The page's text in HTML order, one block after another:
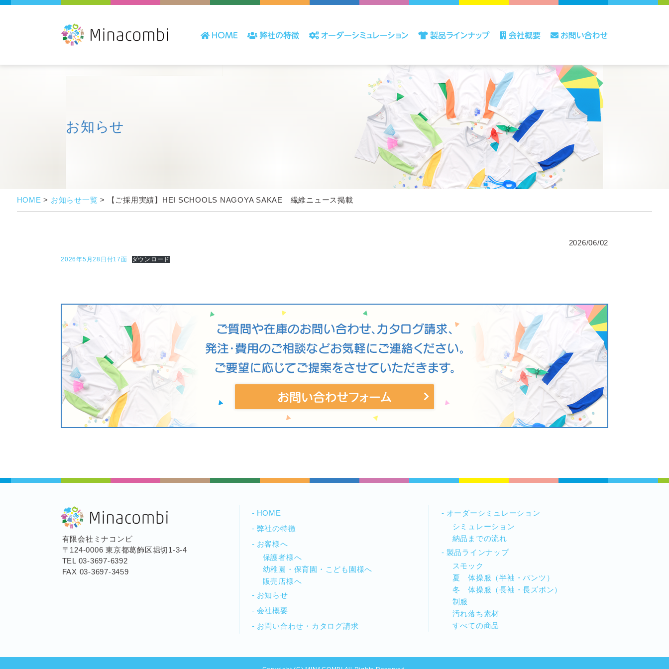
お知らせ
HOME > お知らせ一覧 > 【ご採用実績】HEI SCHOOLS NAGOYA SAKAE 繊維ニュース掲載
2026/06/02
2026年5月28日付17面 ダウンロード
有限会社ミナコンビ
〒124-0006 東京都葛飾区堀切1-3-4
TEL 03-3697-6392
FAX 03-3697-3459
HOME
弊社の特徴
お客様へ
保護者様へ
幼稚園・保育園・こども園様へ
販売店様へ
お知らせ
会社概要
お問い合わせ・カタログ請求
オーダーシミュレーション
シミュレーション
納品までの流れ
製品ラインナップ
スモック
夏 体操服（半袖・パンツ）
冬 体操服（長袖・長ズボン）
制服
汚れ落ち素材
すべての商品